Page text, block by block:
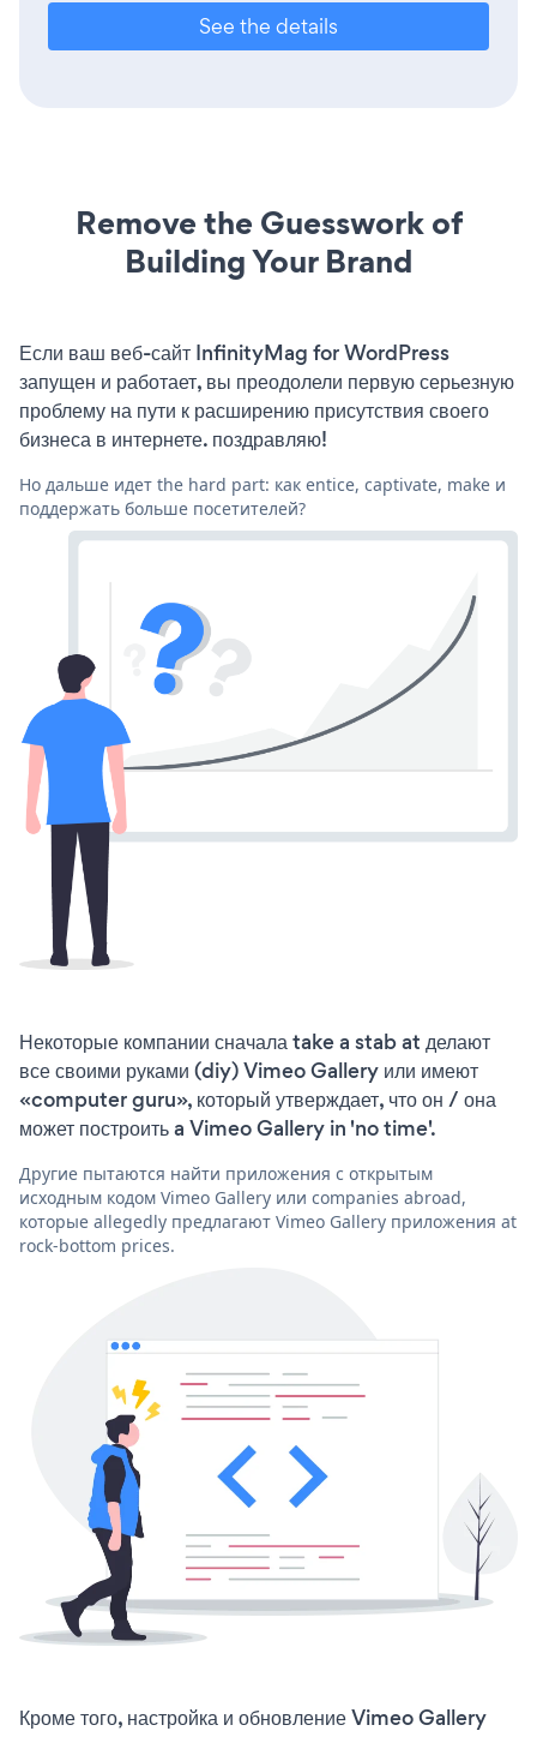
See the details
Remove the Guesswork of
Building Your Brand
Если ваш веб-сайт InfinityMag for WordPress
запущен и работает, вы преодолели первую серьезную
проблему на пути к расширению присутствия своего
бизнеса в интернете. поздравляю!
Но дальше идет the hard part: как entice, captivate, make и
поддержать больше посетителей?
Некоторые компании сначала take a stab at делают
все своими руками (diy) Vimeo Gallery или имеют
«computer guru», который утверждает, что он / она
может построить a Vimeo Gallery in 'no time'.
Другие пытаются найти приложения с открытым
исходным кодом Vimeo Gallery или companies abroad,
которые allegedly предлагают Vimeo Gallery приложения at
rock-bottom prices.
Кроме того, настройка и обновление Vimeo Gallery